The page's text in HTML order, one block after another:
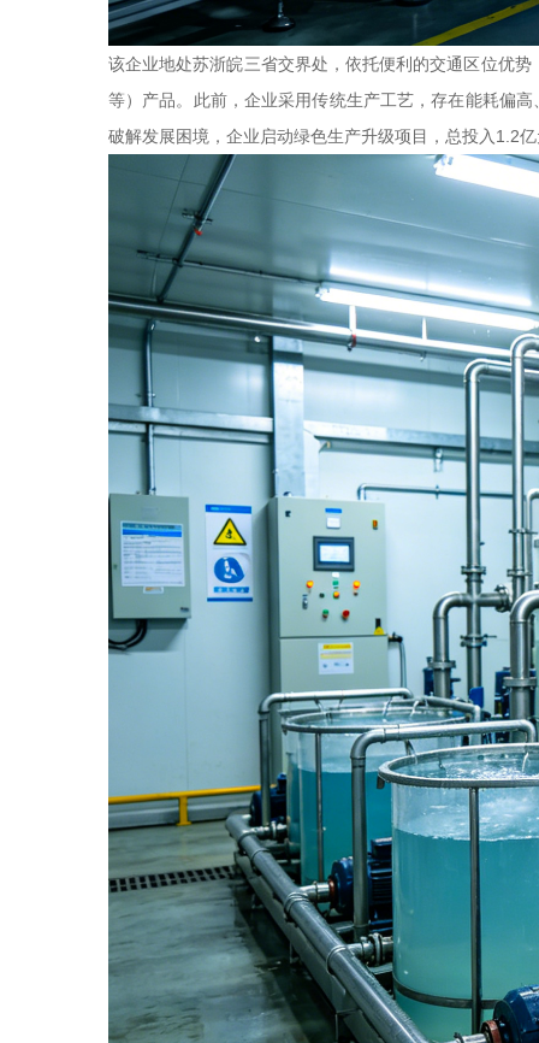
该企业地处苏浙皖三省交界处，依托便利的交通区位优
等）产品。此前，企业采用传统生产工艺，存在能耗偏
破解发展困境，企业启动绿色生产升级项目，总投入1.2